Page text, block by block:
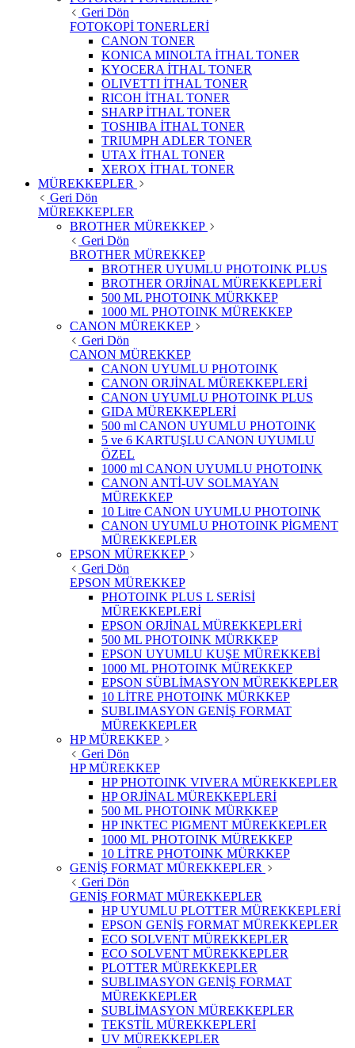
Geri Dön
FOTOKOPİ TONERLERİ
CANON TONER
KONICA MINOLTA İTHAL TONER
KYOCERA İTHAL TONER
OLIVETTI İTHAL TONER
RICOH İTHAL TONER
SHARP İTHAL TONER
TOSHIBA İTHAL TONER
TRIUMPH ADLER TONER
UTAX İTHAL TONER
XEROX İTHAL TONER
MÜREKKEPLER
Geri Dön
MÜREKKEPLER
BROTHER MÜREKKEP
Geri Dön
BROTHER MÜREKKEP
BROTHER UYUMLU PHOTOINK PLUS
BROTHER ORJİNAL MÜREKKEPLERİ
500 ML PHOTOINK MÜRKKEP
1000 ML PHOTOINK MÜREKKEP
CANON MÜREKKEP
Geri Dön
CANON MÜREKKEP
CANON UYUMLU PHOTOINK
CANON ORJİNAL MÜREKKEPLERİ
CANON UYUMLU PHOTOINK PLUS
GIDA MÜREKKEPLERİ
500 ml CANON UYUMLU PHOTOINK
5 ve 6 KARTUŞLU CANON UYUMLU
ÖZEL
1000 ml CANON UYUMLU PHOTOINK
CANON ANTİ-UV SOLMAYAN
MÜREKKEP
10 Litre CANON UYUMLU PHOTOINK
CANON UYUMLU PHOTOINK PİGMENT
MÜREKKEPLER
EPSON MÜREKKEP
Geri Dön
EPSON MÜREKKEP
PHOTOINK PLUS L SERİSİ
MÜREKKEPLERİ
EPSON ORJİNAL MÜREKKEPLERİ
500 ML PHOTOINK MÜRKKEP
EPSON UYUMLU KUŞE MÜREKKEBİ
1000 ML PHOTOINK MÜREKKEP
EPSON SÜBLİMASYON MÜREKKEPLER
10 LİTRE PHOTOINK MÜRKKEP
SUBLIMASYON GENİŞ FORMAT
MÜREKKEPLER
HP MÜREKKEP
Geri Dön
HP MÜREKKEP
HP PHOTOINK VIVERA MÜREKKEPLER
HP ORJİNAL MÜREKKEPLERİ
500 ML PHOTOINK MÜRKKEP
HP INKTEC PIGMENT MÜREKKEPLER
1000 ML PHOTOINK MÜREKKEP
10 LİTRE PHOTOINK MÜRKKEP
GENİŞ FORMAT MÜREKKEPLER
Geri Dön
GENİŞ FORMAT MÜREKKEPLER
HP UYUMLU PLOTTER MÜREKKEPLERİ
EPSON GENİŞ FORMAT MÜREKKEPLER
ECO SOLVENT MÜREKKEPLER
ECO SOLVENT MÜREKKEPLER
PLOTTER MÜREKKEPLER
SUBLIMASYON GENİŞ FORMAT
MÜREKKEPLER
SUBLİMASYON MÜREKKEPLER
TEKSTİL MÜREKKEPLERİ
UV MÜREKKEPLER